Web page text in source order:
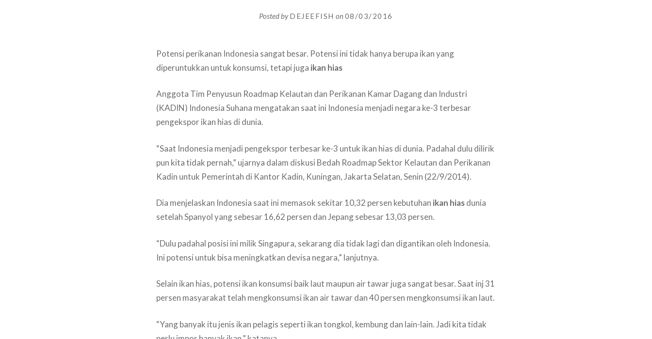
Posted byDEJEEFISH on 08/03/2016
Potensi perikanan Indonesia sangat besar. Potensi ini tidak hanya berupa ikan yang
diperuntukkan untuk konsumsi, tetapi juga ikan hias
Anggota Tim Penyusun Roadmap Kelautan dan Perikanan Kamar Dagang dan Industri
(KADIN) Indonesia Suhana mengatakan saat ini Indonesia menjadi negara ke-3 terbesar
pengekspor ikan hias di dunia.
“Saat Indonesia menjadi pengekspor terbesar ke-3 untuk ikan hias di dunia. Padahal dulu dilirik
pun kita tidak pernah,” ujarnya dalam diskusi Bedah Roadmap Sektor Kelautan dan Perikanan
Kadin untuk Pemerintah di Kantor Kadin, Kuningan, Jakarta Selatan, Senin (22/9/2014).
Dia menjelaskan Indonesia saat ini memasok sekitar 10,32 persen kebutuhan ikan hiasdunia
setelah Spanyol yang sebesar 16,62 persen dan Jepang sebesar 13,03 persen.
“Dulu padahal posisi ini milik Singapura, sekarang dia tidak lagi dan digantikan oleh Indonesia.
Ini potensi untuk bisa meningkatkan devisa negara,” lanjutnya.
Selain ikan hias, potensi ikan konsumsi baik laut maupun air tawar juga sangat besar. Saat inj 31
persen masyarakat telah mengkonsumsi ikan air tawar dan 40 persen mengkonsumsi ikan laut.
“Yang banyak itu jenis ikan pelagis seperti ikan tongkol, kembung dan lain-lain. Jadi kita tidak